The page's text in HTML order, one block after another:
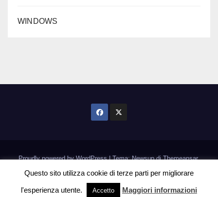
WINDOWS
Proudly powered by WordPress|Tema: Newsup diThemeansar.
HomeInformativa Cookie
Questo sito utilizza cookie di terze parti per migliorare
l'esperienza utente. Accetto Maggiori informazioni